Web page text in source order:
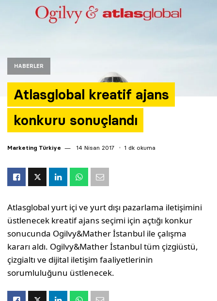
HABERLER
Atlasglobal kreatif ajans
konkuru sonuçlandı
Marketing Türkiye 14 Nisan 2017 1 dk okuma
Atlasglobal yurt içi ve yurt dışı pazarlama iletişimini
üstlenecek kreatif ajans seçimi için açtığı konkur
sonucunda Ogilvy&Mather İstanbul ile çalışma
kararı aldı. Ogilvy&Mather İstanbul tüm çizgiüstü,
çizgialtı ve dijital iletişim faaliyetlerinin
sorumluluğunu üstlenecek.
Araştırma